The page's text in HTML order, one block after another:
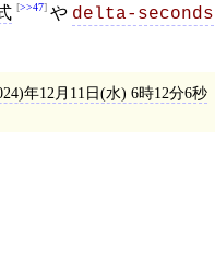
>>47 や delta-seconds
年12月11日(水) 6時12分6秒